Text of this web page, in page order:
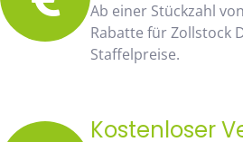
Ab einer Stückzahl
Rabatte für Zollstock
Staffelpreise.
Kostenloser